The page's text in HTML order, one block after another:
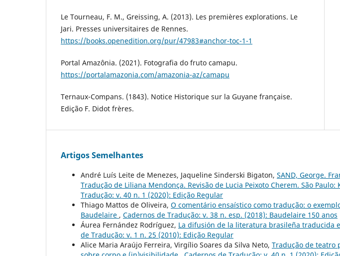
Le Tourneau, F. M., Greissing, A. (2013). Les premières explorations. Le
Jari. Presses universitaires de Rennes.
https://books.openedition.org/pur/47983#anchor-toc-1-1
Portal Amazônia. (2021). Fotografia do fruto camapu.
https://portalamazonia.com/amazonia-az/camapu
Ternaux-Compans. (1843). Notice Historique sur la Guyane française.
Edição F. Didot frères.
Artigos Semelhantes
André Luís Leite de Menezes, Jaqueline Sinderski Bigaton, SAND, George.
Tradução de Liliana Mendonça. Revisão de Lucia Peixoto Cherem. São Paulo:
Tradução: v. 40 n. 1 (2020): Edição Regular
Thiago Mattos de Oliveira, O comentário ensaístico como tradução: o
Baudelaire , Cadernos de Tradução: v. 38 n. esp. (2018): Baudelaire 150 anos
Áurea Fernández Rodríguez, La difusión de la literatura brasileña traducida
de Tradução: v. 1 n. 25 (2010): Edição Regular
Alice Maria Araújo Ferreira, Virgílio Soares da Silva Neto, Tradução de teatro